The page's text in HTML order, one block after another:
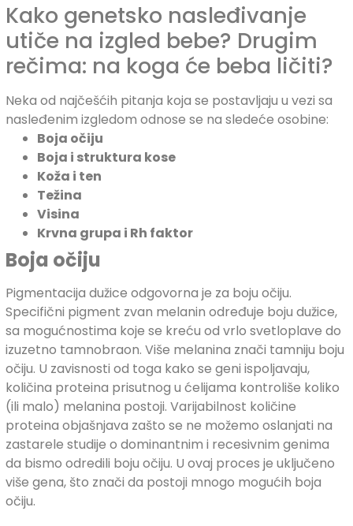
Kako genetsko nasleđivanje
utiče na izgled bebe? Drugim
rečima: na koga će beba ličiti?
Neka od najčešćih pitanja koja se postavljaju u vezi sa
nasleđenim izgledom odnose se na sledeće osobine:
Boja očiju
Boja i struktura kose
Koža i ten
Težina
Visina
Krvna grupa i Rh faktor
Boja očiju
Pigmentacija dužice odgovorna je za boju očiju.
Specifični pigment zvan melanin određuje boju dužice,
sa mogućnostima koje se kreću od vrlo svetloplave do
izuzetno tamnobraon. Više melanina znači tamniju boju
očiju. U zavisnosti od toga kako se geni ispoljavaju,
količina proteina prisutnog u ćelijama kontroliše koliko
(ili malo) melanina postoji. Varijabilnost količine
proteina objašnjava zašto se ne možemo oslanjati na
zastarele studije o dominantnim i recesivnim genima
da bismo odredili boju očiju. U ovaj proces je uključeno
više gena, što znači da postoji mnogo mogućih boja
očiju.